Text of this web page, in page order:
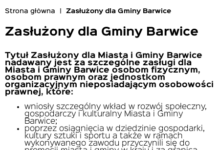
nawigacyjna
Strona główna Zasłużony dla Gminy Barwice
Zasłużony dla Gminy Barwice
Tytuł Zasłużony dla Miasta i Gminy Barwice
nadawany jest za szczególne zasługi dla
Miasta i Gminy Barwice osobom fizycznym,
osobom prawnym oraz jednostkom
organizacyjnym nieposiadającym osobowości
prawnej, które:
wniosły szczególny wkład w rozwój społeczny,
gospodarczy i kulturalny Miasta i Gminy
Barwice;
poprzez osiągnięcia w dziedzinie gospodarki,
kultury sztuki i sportu a także w ramach
wykonywanego zawodu przyczynili się do